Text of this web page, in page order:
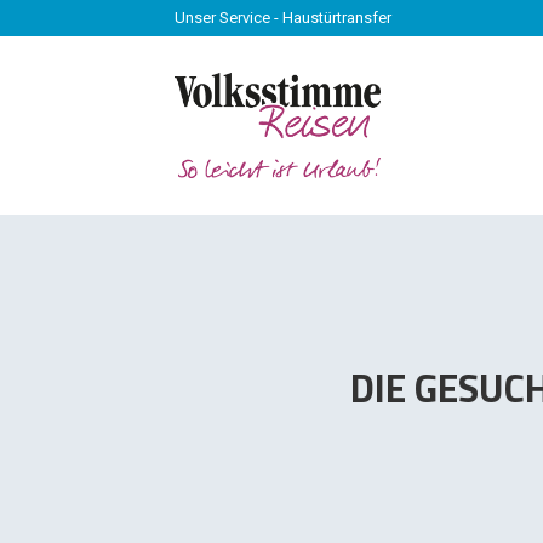
Unser Service - Haustürtransfer
Unser Service - Haustürtransfer
DIE